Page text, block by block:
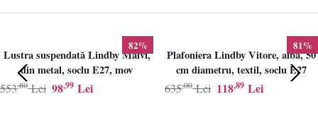
82%
Lustra suspendată Lindby Maivi,
din metal, soclu E27, mov
98,99 Lei
553,80 Lei
81%
Plafoniera Lindby Vitore, alba, 50
cm diametru, textil, soclu E27
118,89 Lei
635,00 Lei